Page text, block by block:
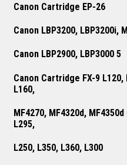
Canon Cartridge EP-26
Canon LBP3200, LBP3200i,
Canon LBP2900, LBP3000 5
Canon Cartridge FX-9 L120,
L160,
MF4270, MF4320d,
L295,
L250, L350, L360, L300